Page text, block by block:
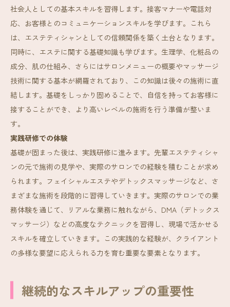
社会人としての基本スキルを習得します。接客マナーや電話対
応、お客様とのコミュニケーションスキルを学びます。これら
は、エステティシャンとしての信頼関係を築く土台となります。
同時に、エステに関する基礎知識も学びます。生理学、化粧品の
成分、肌の仕組み、さらにはサロンメニューの概要やマッサージ
技術に関する基本が網羅されており、この知識は後々の施術に直
結します。基礎をしっかり固めることで、自信を持ってお客様に
接することができ、より高いレベルの施術を行う準備が整いま
す。
実践研修での体験
基礎が固まった後は、実践研修に進みます。先輩エステティシャ
ンの元で施術の見学や、実際のサロンでの経験を積むことが求め
られます。フェイシャルエステやデトックスマッサージなど、さ
まざまな施術を段階的に習得していきます。実際のサロンでの業
務体験を通じて、リアルな業務に触れながら、DMA（デトックス
マッサージ）などの高度なテクニックを習得し、現場で活かせる
スキルを確立していきます。この実践的な経験が、クライアント
の多様な要望に応えられる力を育む重要な要素となります。
継続的なスキルアップの重要性